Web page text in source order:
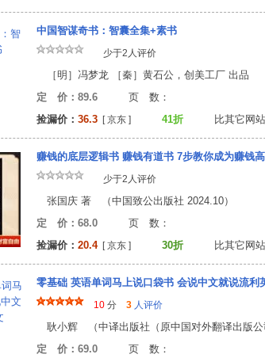
中国智谋奇书：智囊全集+素书
少于2人评价
［明］冯梦龙 ［秦］黄石公，创美工厂 出品
定 价：89.6 页 数
捡漏价： 36.3 [ 京东 ] 41折 比其它网站
少于2人评价
张国庆 著 （中国致公出版社 2024.10）
定 价：68.0 页 数
捡漏价： 20.4[ 京东 ] 30折 比其它网站
零基础 英语单词马上说口袋书 会说中文就说流利
10 分 3 人评价
耿小辉 （中译出版社（原中国对外翻译出版公
定 价：69.0 页 数